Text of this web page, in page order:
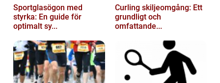
Sportglasögon med
styrka: En guide för
optimalt sy...
Curling skiljeomgång: Ett
grundligt och
omfattande...